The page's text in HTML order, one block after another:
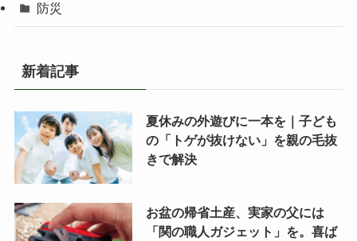
防災
新着記事
夏休みの外遊びに一本を｜子ども
の「トゲが抜けない」を親の毛抜
きで解決
お盆の帰省土産、実家の父には
「関の職人ガジェット」を。喜ば